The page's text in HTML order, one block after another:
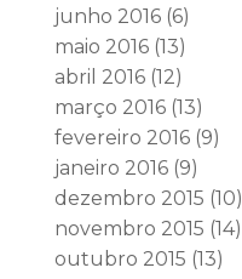
junho 2016(6)
maio 2016(13)
abril 2016(12)
março 2016(13)
fevereiro 2016(9)
janeiro 2016(9)
dezembro 2015 (10)
novembro 2015 (14)
outubro 2015 (13)